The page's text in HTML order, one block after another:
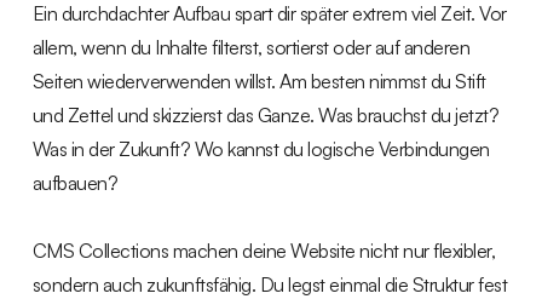
Ein durchdachter Aufbau spart dir später extrem viel Zeit. Vor
allem, wenn du Inhalte filterst, sortierst oder auf anderen
Seiten wiederverwenden willst. Am besten nimmst du Stift
und Zettel und skizzierst das Ganze. Was brauchst du jetzt?
Was in der Zukunft? Wo kannst du logische Verbindungen
aufbauen?
CMS Collections machen deine Website nicht nur flexibler,
sondern auch zukunftsfähig. Du legst einmal die Struktur fest